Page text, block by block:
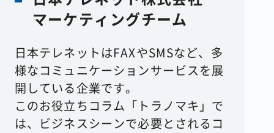
マーケティングチーム
日本テレネットはFAXやSMSなど、多
様なコミュニケーションサービスを展
開している企業です。
このお役立ちコラム「トラノマキ」で
は、ビジネスシーンで必要とされるコ